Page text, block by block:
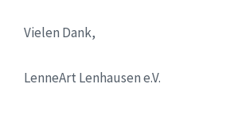
Vielen Dank,
LenneArt Lenhausen e.V.